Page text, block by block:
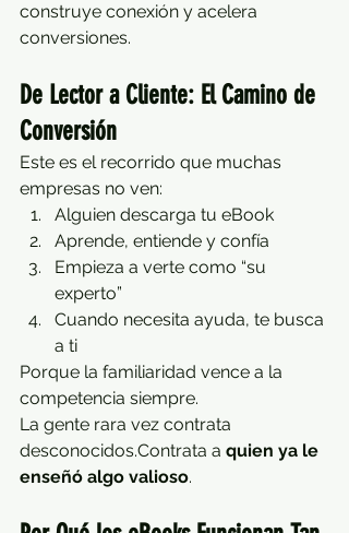
construye conexión y acelera
conversiones.
De Lector a Cliente: El Camino de
Conversión
Este es el recorrido que muchas
empresas no ven:
Alguien descarga tu eBook
Aprende, entiende y confía
Empieza a verte como “su
experto”
Cuando necesita ayuda, te busca
a ti
Porque la familiaridad vence a la
competencia siempre.
La gente rara vez contrata
desconocidos.Contrata a quien ya le
enseñó algo valioso.